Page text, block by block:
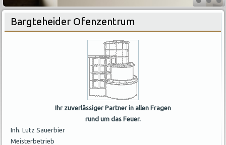
Bargteheider Ofenzentrum
Ihr zuverlässiger Partner in allen Fragen
rund um das Feuer.
Inh. Lutz Sauerbier
Meisterbetrieb